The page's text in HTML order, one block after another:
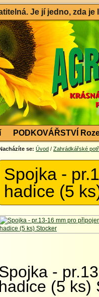
Je jí jedno, zda
PODKOVÁŘSTVÍ
se: Úvod / Zahrádkářské
Spojka -
hadice (5
-
hadice (5 ks)